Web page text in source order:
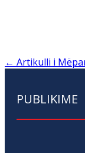
← Artikulli i
PUBLIKIME